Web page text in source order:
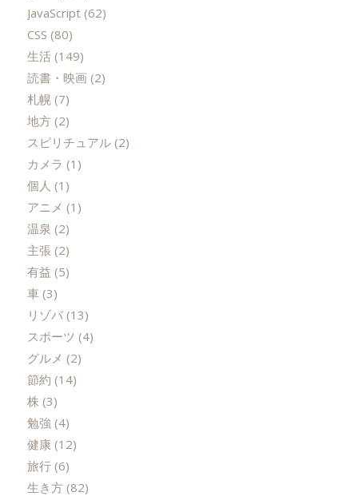
JavaScript(62)
CSS (80)
生活(149)
読書・映画 (2)
札幌(7)
地方(2)
スピリチュアル(2)
カメラ (1)
個人 (1)
アニメ (1)
温泉 (2)
主張 (2)
有益 (5)
車(3)
リゾバ(13)
スポーツ (4)
グルメ (2)
節約 (14)
株(3)
勉強 (4)
健康 (12)
旅行(6)
生き方(82)